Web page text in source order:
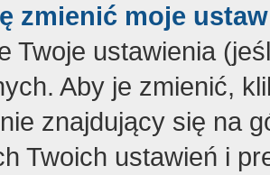
zmienić moje
Twoje ustawienia
Aby je zmienić,
znajdujący się na
Twoich ustawień i